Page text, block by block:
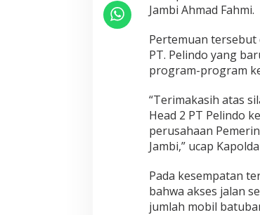
h
i
B
r
a
m
a
e
i
o
n
Jambi Ahmad Fahmi.
Pertemuan
PT. Pelindo yang
program-program
“Terimakasih atas
Head 2 PT Pelindo
perusahaan
Jambi,” ucap
Pada kesempatan
bahwa akses jalan
jumlah mobil